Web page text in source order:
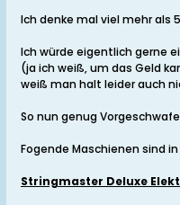
Ich denke mal viel mehr als
Ich würde eigentlich gerne
(ja ich weiß, um das Geld
weiß man halt leider auch
So nun genug
Fogende Maschienen sind
Stringmaster Deluxe